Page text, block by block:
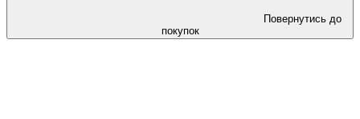
Повернутись до
покупок